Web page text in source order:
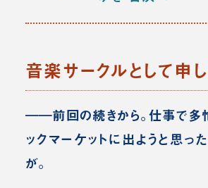
音楽サークルとして申
――前回の続きから。仕事で多忙
ックマーケットに出ようと思っ
が。